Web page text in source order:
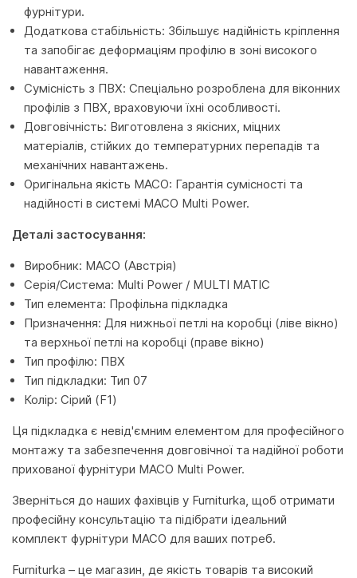
фурнітури.
Додаткова стабільність: Збільшує надійність кріплення
та запобігає деформаціям профілю в зоні високого
навантаження.
Сумісність з ПВХ: Спеціально розроблена для віконних
профілів з ПВХ, враховуючи їхні особливості.
Довговічність: Виготовлена з якісних, міцних
матеріалів, стійких до температурних перепадів та
механічних навантажень.
Оригінальна якість MACO: Гарантія сумісності та
надійності в системі MACO Multi Power.
Деталі застосування:
Виробник: MACO (Австрія)
Серія/Система: Multi Power / MULTI MATIC
Тип елемента: Профільна підкладка
Призначення: Для нижньої петлі на коробці (ліве вікно)
та верхньої петлі на коробці (праве вікно)
Тип профілю: ПВХ
Тип підкладки: Тип 07
Колір: Сірий (F1)
Ця підкладка є невід'ємним елементом для професійного
монтажу та забезпечення довговічної та надійної роботи
прихованої фурнітури MACO Multi Power.
Зверніться до наших фахівців у Furniturka, щоб отримати
професійну консультацію та підібрати ідеальний
комплект фурнітури MACO для ваших потреб.
Furniturka – це магазин, де якість товарів та високий